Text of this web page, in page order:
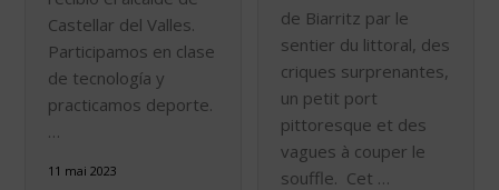
Castellar del Valles.
Participamos en clase
de tecnología y
practicamos deporte.
…
11 mai 2023
de Biarritz par le
sentier du littoral, des
criques surprenantes,
un petit port
pittoresque et des
vagues à couper le
souffle. Cet …